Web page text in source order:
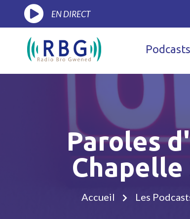
EN DIRECT
Podcasts
Paroles
Accueil Les